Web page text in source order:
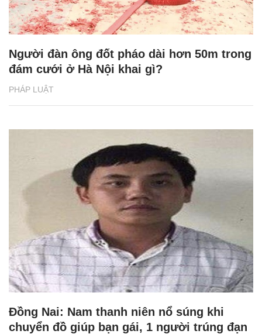
PHÁP LUẬT
Người đàn ông đốt pháo dài hơn 50m trong
đám cưới ở Hà Nội khai gì?
Đồng Nai: Nam thanh niên nổ súng khi
chuyển đồ giúp bạn gái, 1 người trúng đạn